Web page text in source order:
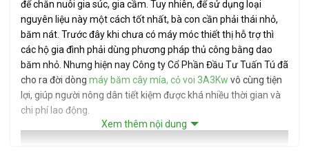
để chăn nuôi gia súc, gia cầm. Tuy nhiên, để sử dụng loại
nguyên liệu này một cách tốt nhất, bà con cần phải thái nhỏ,
băm nát. Trước đây khi chưa có máy móc thiết thị hỗ trợ thì
các hộ gia đình phải dùng phương pháp thủ công bằng dao
băm nhỏ. Nhưng hiện nay Công ty Cổ Phần Đầu Tư Tuấn Tú đã
cho ra đời dòng máy băm cây mía, cỏ voi 3A3Kw vô cùng tiện
lợi, giúp người nông dân tiết kiệm được khá nhiều thời gian và
chi phí lao động.
Xem thêm nội dung